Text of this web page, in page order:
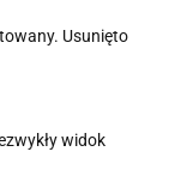
Usunięto
widok